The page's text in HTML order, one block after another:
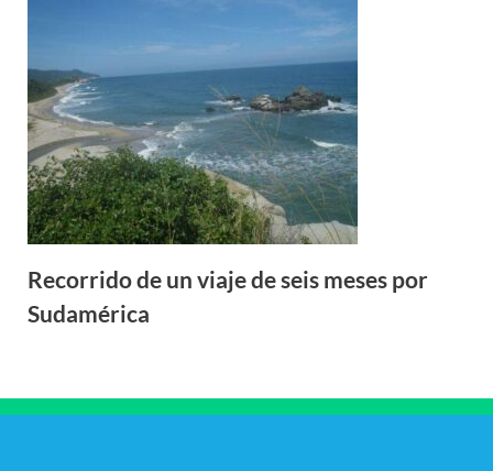
Recorrido de un viaje de seis meses por
Sudamérica